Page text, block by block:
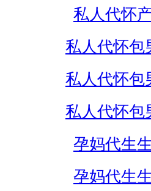
私人代怀
私人代怀包
私人代怀包
私人代怀包
孕妈代生
孕妈代生